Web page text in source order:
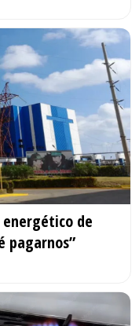
energético de
pagarnos”